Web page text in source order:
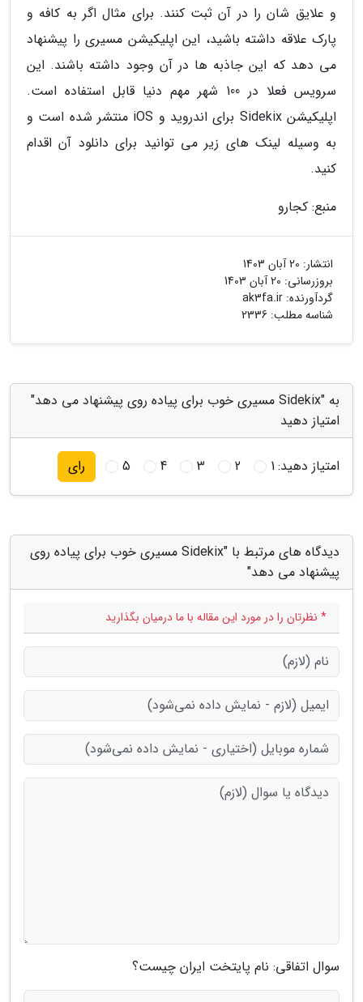
و علایق شان را در آن ثبت کنند. برای مثال اگر به کافه و
پارک علاقه داشته باشید، این اپلیکیشن مسیری را پیشنهاد
می دهد که این جاذبه ها در آن وجود داشته باشند. این
سرویس فعلا در 100 شهر مهم دنیا قابل استفاده است.
اپلیکیشن Sidekix برای اندروید و iOS منتشر شده است و
به وسیله لینک های زیر می توانید برای دانلود آن اقدام
کنید.
منبع: کجارو
انتشار: 20 آبان 1403
بروزرسانی: 20 آبان 1403
گردآورنده: ak3fa.ir
شناسه مطلب: 2336
به "Sidekix مسیری خوب برای پیاده روی پیشنهاد می دهد"
امتیاز دهید
امتیاز دهید:1
2
3
4
5 رای
دیدگاه های مرتبط با "Sidekix مسیری خوب برای پیاده روی
پیشنهاد می دهد"
* نظرتان را در مورد این مقاله با ما درمیان بگذارید
سوال اتفاقی: نام پایتخت ایران چیست؟